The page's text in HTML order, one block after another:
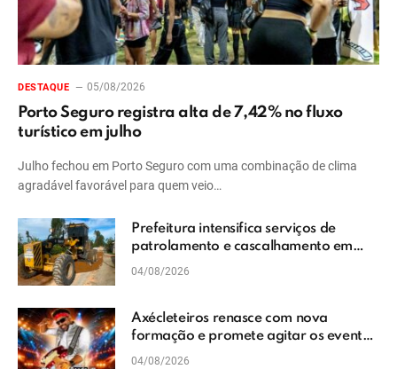
DESTAQUE 05/08/2026
Porto Seguro registra alta de 7,42% no fluxo
turístico em julho
Julho fechou em Porto Seguro com uma combinação de clima
agradável favorável para quem veio…
Prefeitura intensifica serviços de
patrolamento e cascalhamento em
Vera Cruz
04/08/2026
Axécleteiros renasce com nova
formação e promete agitar os eventos
do Extremo Sul da Bahia
04/08/2026